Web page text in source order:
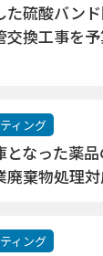
た硫酸バン
交換工事を
ィング
となった薬
廃棄物処理
ィング